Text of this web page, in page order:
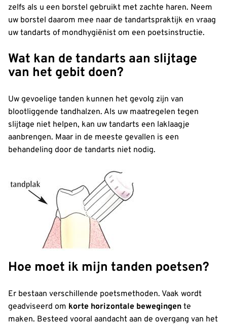
zelfs als u een borstel gebruikt met zachte haren. Neem
uw borstel daarom mee naar de tandartspraktijk en vraag
uw tandarts of mondhygiënist om een poetsinstructie.
Wat kan de tandarts aan slijtage
van het gebit doen?
Uw gevoelige tanden kunnen het gevolg zijn van
blootliggende tandhalzen. Als uw maatregelen tegen
slijtage niet helpen, kan uw tandarts een laklaagje
aanbrengen. Maar in de meeste gevallen is een
behandeling door de tandarts niet nodig.
Hoe moet ik mijn tanden poetsen?
Er bestaan verschillende poetsmethoden. Vaak wordt
geadviseerd om korte horizontale bewegingen te
maken. Besteed vooral aandacht aan de overgang van het